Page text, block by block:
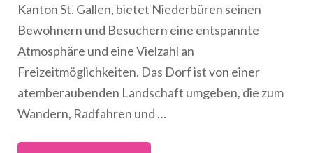
Kanton St. Gallen, bietet Niederbüren seinen
Bewohnern und Besuchern eine entspannte
Atmosphäre und eine Vielzahl an
Freizeitmöglichkeiten. Das Dorf ist von einer
atemberaubenden Landschaft umgeben, die zum
Wandern, Radfahren und …